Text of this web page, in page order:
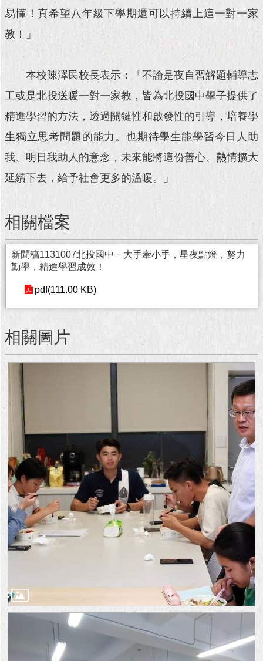
易懂！真希望八年級下學期還可以持續上這一對一家
教！」
本校陳澤民校長表示：「不論是夜自習解題輔導志
工或是北投送暖一對一家教，皆為北投國中學子提供了
精進學習的方法，透過關鍵性和啟發性的引導，培養學
生獨立思考問題的能力。也期待學生能學習今日人助
我、明日我助人的意念，未來能將這份善心、熱情擴大
延續下去，給予社會更多的溫暖。」
相關檔案
新聞稿1131007北投國中－大手牽小手，星夜點燈，努力
勤學，精進學習成效！
pdf(111.00 KB)
相關圖片